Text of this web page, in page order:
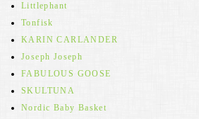
Littlephant
Tonfisk
KARIN CARLANDER
Joseph Joseph
FABULOUS GOOSE
SKULTUNA
Nordic Baby Basket